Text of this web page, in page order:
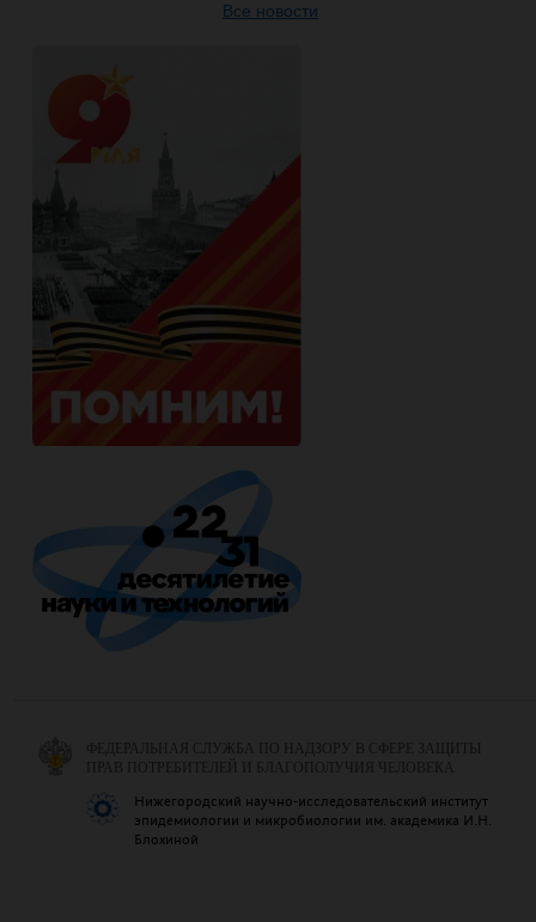
Все новости
ФЕДЕРАЛЬНАЯ СЛУЖБА ПО НАДЗОРУ В СФЕРЕ ЗАЩИТЫ
ПРАВ ПОТРЕБИТЕЛЕЙ И БЛАГОПОЛУЧИЯ ЧЕЛОВЕКА
Нижегородский научно-исследовательский институт
эпидемиологии и микробиологии им. академика И.Н.
Блохиной